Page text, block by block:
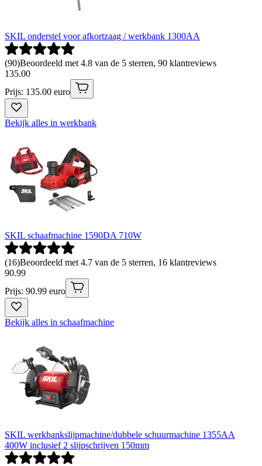
SKIL onderstel voor afkortzaag / werkbank 1300AA
(90)Beoordeeld met 4.8 van de 5 sterren, 90 klantreviews
135.00
Prijs: 135.00 euro
Bekijk alles in werkbank
SKIL schaafmachine 1590DA 710W
(16)Beoordeeld met 4.7 van de 5 sterren, 16 klantreviews
90.99
Prijs: 90.99 euro
Bekijk alles in schaafmachine
SKIL werkbankslijpmachine/dubbele schuurmachine 1355AA
400W inclusief 2 slijpschrijven 150mm